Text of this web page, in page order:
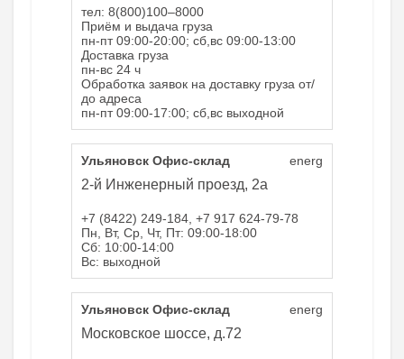
тел: 8(800)100–8000
Приём и выдача груза
пн-пт 09:00-20:00; сб,вс 09:00-13:00
Доставка груза
пн-вс 24 ч
Обработка заявок на доставку груза от/
до адреса
пн-пт 09:00-17:00; сб,вс выходной
energ
Ульяновск Офис-склад
2-й Инженерный проезд, 2а
+7 (8422) 249-184, +7 917 624-79-78
Пн, Вт, Ср, Чт, Пт: 09:00-18:00
Сб: 10:00-14:00
Вс: выходной
energ
Ульяновск Офис-склад
Московское шоссе, д.72